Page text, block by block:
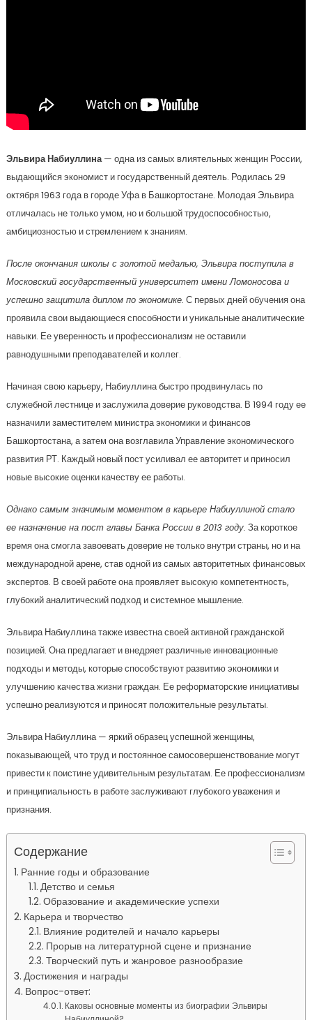
Эльвира Набиуллина— одна из самых влиятельных женщин России,
выдающийся экономист и государственный деятель. Родилась 29
октября 1963 года в городе Уфа в Башкортостане. Молодая Эльвира
отличалась не только умом, но и большой трудоспособностью,
амбициозностью и стремлением к знаниям.
После окончания школы с золотой медалью, Эльвира поступила в
Московский государственный университет имени Ломоносова и
успешно защитила диплом по экономике. С первых дней обучения она
проявила свои выдающиеся способности и уникальные аналитические
навыки. Ее уверенность и профессионализм не оставили
равнодушными преподавателей и коллег.
Начиная свою карьеру, Набиуллина быстро продвинулась по
служебной лестнице и заслужила доверие руководства. В 1994 году ее
назначили заместителем министра экономики и финансов
Башкортостана, а затем она возглавила Управление экономического
развития РТ. Каждый новый пост усиливал ее авторитет и приносил
новые высокие оценки качеству ее работы.
Однако самым значимым моментом в карьере Набиуллиной стало
ее назначение на пост главы Банка России в 2013 году. За короткое
время она смогла завоевать доверие не только внутри страны, но и на
международной арене, став одной из самых авторитетных финансовых
экспертов. В своей работе она проявляет высокую компетентность,
глубокий аналитический подход и системное мышление.
Эльвира Набиуллина также известна своей активной гражданской
позицией. Она предлагает и внедряет различные инновационные
подходы и методы, которые способствуют развитию экономики и
улучшению качества жизни граждан. Ее реформаторские инициативы
успешно реализуются и приносят положительные результаты.
Эльвира Набиуллина — яркий образец успешной женщины,
показывающей, что труд и постоянное самосовершенствование могут
привести к поистине удивительным результатам. Ее профессионализм
и принципиальность в работе заслуживают глубокого уважения и
признания.
Содержание
Ранние годы и образование
Детство и семья
Образование и академические успехи
Карьера и творчество
Влияние родителей и начало карьеры
Прорыв на литературной сцене и признание
Творческий путь и жанровое разнообразие
Достижения и награды
Вопрос-ответ:
Каковы основные моменты из биографии Эльвиры